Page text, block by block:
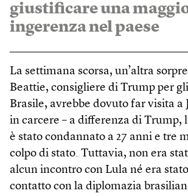
giustificare una
ingerenza nel paese
La settimana scorsa, un’altra
Beattie, consigliere di Trump per
Brasile, avrebbe dovuto far visita a
in carcere – a differenza di Trump,
è stato condannato a 27 anni e tre
colpo di stato. Tuttavia, non era
alcun incontro con Lula né era
contatto con la diplomazia